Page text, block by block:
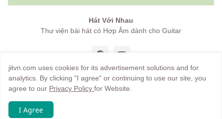
Hát Với Nhau
Thư viện bài hát có Hợp Âm dành cho Guitar
Copyright by
Trang chủ
jitvn.com uses cookies for its advertisement solutions and for
analytics. By clicking "I agree" or continuing to use our site, you
agree to our Privacy Policy for Website.
I Agree